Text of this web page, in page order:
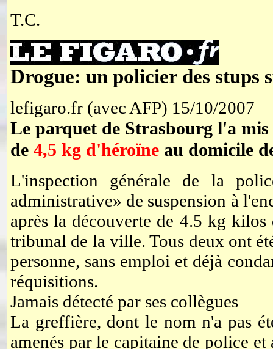
T.C.
Drogue: un policier des stups
lefigaro.fr (avec AFP) 15/10/2007
Le parquet de Strasbourg l'a mis
de 4,5 kg d'héroïne au domicile
L'inspection générale de la
administrative» de suspension à
après la découverte de 4.5 kg
tribunal de la ville. Tous deux ont
personne, sans emploi et déjà
réquisitions.
Jamais détecté par ses collègues
La greffière, dont le nom n'a pas
amenés par le capitaine de police